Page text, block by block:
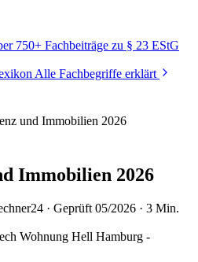
750+ Fachbeiträge zu § 23 EStG
Alle Fachbegriffe erklärt
und Immobilien 2026
Immobilien 2026
· Geprüft 05/2026 · 3 Min.